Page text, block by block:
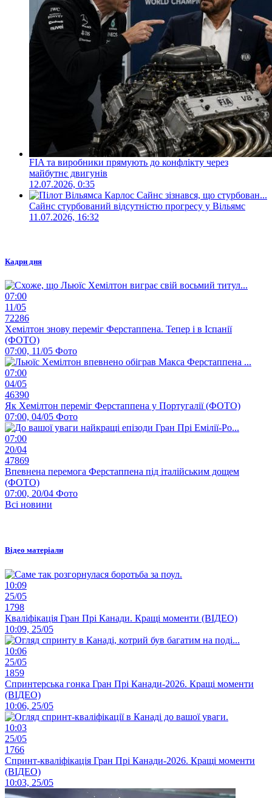
FIA та виробники прямують до конфлікту через
майбутнє двигунів
12.07.2026, 0:35
Сайнс стурбований відсутністю прогресу у Вільямс
11.07.2026, 16:32
Кадри дня
07:00
11/05
72286
Хемілтон знову переміг Ферстаппена. Тепер і в Іспанії
(ФОТО)
07:00, 11/05 Фото
07:00
04/05
46390
Як Хемілтон переміг Ферстаппена у Португалії (ФОТО)
07:00, 04/05 Фото
07:00
20/04
47869
Впевнена перемога Ферстаппена під італійським дощем
(ФОТО)
07:00, 20/04 Фото
Всі новини
Відео матеріали
10:09
25/05
1798
Кваліфікація Гран Прі Канади. Кращі моменти (ВІДЕО)
10:09, 25/05
10:06
25/05
1859
Спринтерська гонка Гран Прі Канади-2026. Кращі моменти
(ВІДЕО)
10:06, 25/05
10:03
25/05
1766
Спринт-кваліфікація Гран Прі Канади-2026. Кращі моменти
(ВІДЕО)
10:03, 25/05